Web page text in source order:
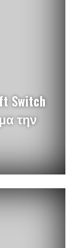
Switch
την